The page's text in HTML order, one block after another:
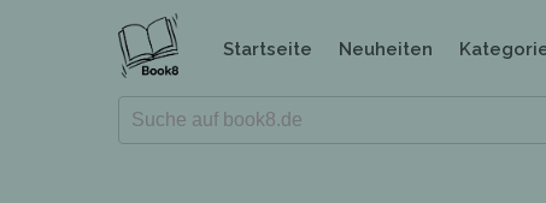
Startseite Neuheiten